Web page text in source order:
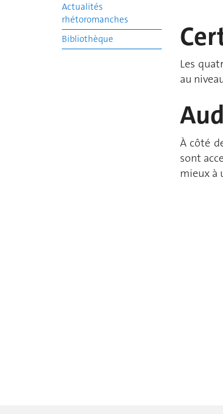
Actualités
rhétoromanches
Bibliothèque
Les
au
À côté
sont
mieux à